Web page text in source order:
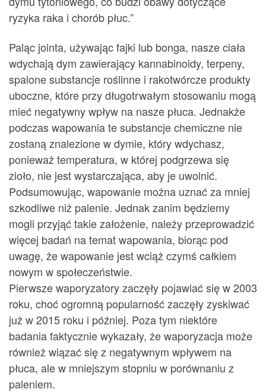
ryzyka raka i chorób płuc.”
Paląc jointa, używając fajki lub bonga, nasze ciała
wdychają dym zawierający kannabinoidy, terpeny,
spalone substancje roślinne i rakotwórcze produkty
uboczne, które przy długotrwałym stosowaniu mogą
mieć negatywny wpływ na nasze płuca. Jednakże
podczas wapowania te substancje chemiczne nie
zostaną znalezione w dymie, który wdychasz,
ponieważ temperatura, w której podgrzewa się
zioło, nie jest wystarczająca, aby je uwolnić.
Podsumowując, wapowanie można uznać za mniej
szkodliwe niż palenie. Jednak zanim będziemy
mogli przyjąć takie założenie, należy przeprowadzić
więcej badań na temat wapowania, biorąc pod
uwagę, że wapowanie jest wciąż czymś całkiem
nowym w społeczeństwie.
Pierwsze waporyzatory zaczęły pojawiać się w 2003
roku, choć ogromną popularność zaczęły zyskiwać
już w 2015 roku i później. Poza tym niektóre
badania faktycznie wykazały, że waporyzacja może
również wiązać się z negatywnym wpływem na
płuca, ale w mniejszym stopniu w porównaniu z
paleniem.